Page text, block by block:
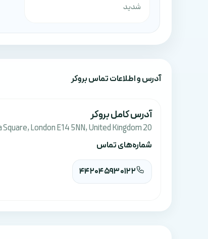
شدید
آدرس‌ و اطلاعات تماس بروکر
آدرس کامل بروکر
20 Canada Square, London E14 5NN, United Kingdom
شماره‌های تماس
442045930122